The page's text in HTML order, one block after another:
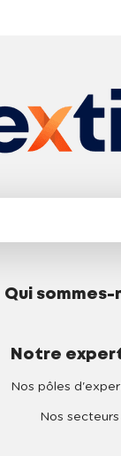
Qui sommes-
Notre
Nos pôles
Nos secteurs